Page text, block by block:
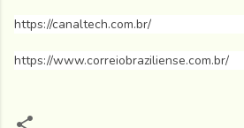
https://canaltech.com.br/
https://www.correiobraziliense.com.br/